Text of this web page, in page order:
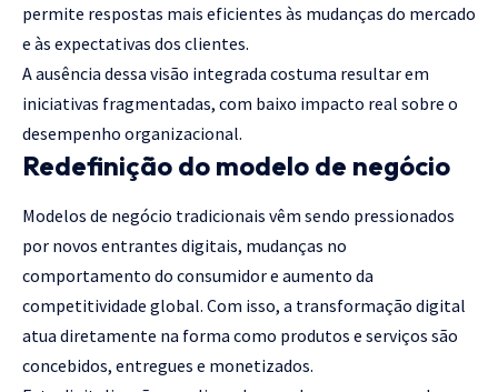
permite respostas mais eficientes às mudanças do mercado
e às expectativas dos clientes.
A ausência dessa visão integrada costuma resultar em
iniciativas fragmentadas, com baixo impacto real sobre o
desempenho organizacional.
Redefinição do modelo de negócio
Modelos de negócio tradicionais vêm sendo pressionados
por novos entrantes digitais, mudanças no
comportamento do consumidor e aumento da
competitividade global. Com isso, a transformação digital
atua diretamente na forma como produtos e serviços são
concebidos, entregues e monetizados.